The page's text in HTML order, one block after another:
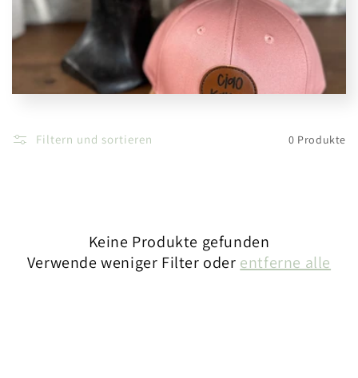
Filtern und sortieren 0 Produkte
Keine Produkte gefunden
Verwende weniger Filter oder entferne alle